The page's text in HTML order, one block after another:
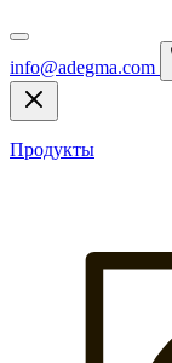
info@adegma.com
Продукты